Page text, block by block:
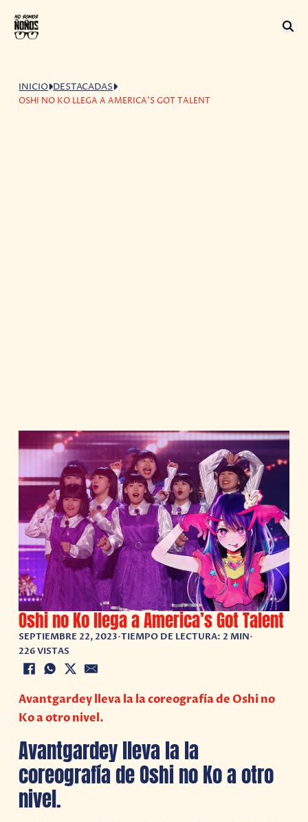
INICIO DESTACADAS
OSHI NO KO LLEGA A AMERICA'S GOT TALENT
Oshi no Ko llega a America’s Got Talent
SEPTIEMBRE 22, 2023•TIEMPO DE LECTURA: 2 MIN•
226 VISTAS
Avantgardey lleva la la coreografía de Oshi no
Ko a otro nivel.
Avantgardey lleva la la
coreografía de Oshi no Ko a otro
nivel.